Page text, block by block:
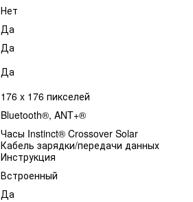
Нет
Да
Да
Да
176 x 176 пикселей
Bluetooth®, ANT+®
Часы Instinct® Crossover Solar
Кабель зарядки/передачи данных
Инструкция
Встроенный
Да